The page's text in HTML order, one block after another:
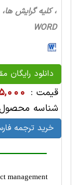
WORD
دانلود رایگان
قیمت :
شناسه
خرید ترجمه
management